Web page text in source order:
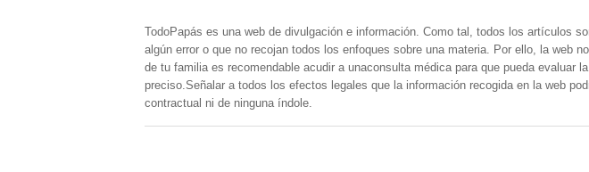
TodoPapás es una web de divulgación e información. Como tal, todos los artículos
algún error o que no recojan todos los enfoques sobre una materia. Por ello, la web
de tu familia es recomendable acudir a unaconsulta médica para que pueda evaluar
preciso.Señalar a todos los efectos legales que la información recogida en la web
contractual ni de ninguna índole.